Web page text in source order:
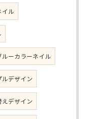
イル
ルーカラーネイル
ルデザイン
えデザイン